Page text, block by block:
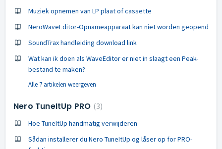
Muziek opnemen van LP plaat of cassette
NeroWaveEditor-Opnameapparaat kan niet worden geopend
SoundTrax handleiding download link
Wat kan ik doen als WaveEditor er niet in slaagt een Peak-
bestand te maken?
Alle 7 artikelen weergeven
Nero TuneItUp PRO 3
Hoe TuneItUp handmatig verwijderen
Sådan installerer du Nero TuneItUp og låser op for PRO-